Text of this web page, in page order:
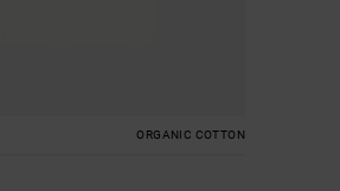
ORGANIC COTTON